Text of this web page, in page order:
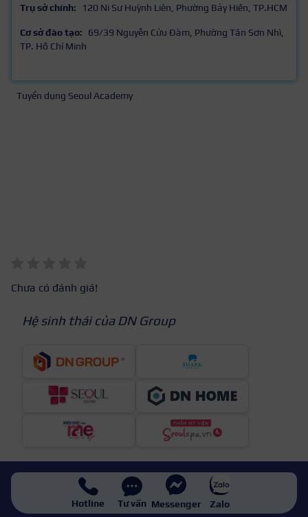
Trụ sở chính:
120 Ni Sư Huỳnh Liên, Phường Bảy Hiền, TP.HCM
Cơ sở đào tạo:
69/39 Nguyễn Cửu Đàm, Phường Tân Sơn Nhì,
TP. Hồ Chí Minh
Tuyển dụng Seoul Academy
Chưa có đánh giá!
Hệ sinh thái của DN Group
Hotline Tư vấn Messenger Zalo